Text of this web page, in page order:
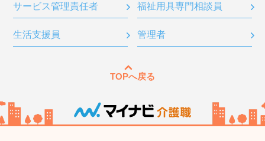
サービス管理責任者 福祉用具専門相談員
生活支援員 管理者
TOPへ戻る